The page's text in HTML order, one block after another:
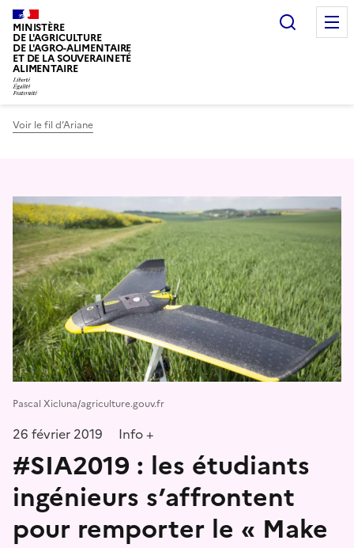
MINISTÈRE
DE L'AGRICULTURE
DE L'AGRO-ALIMENTAIRE
ET DE LA SOUVERAINETÉ
ALIMENTAIRE
Voir le fil d’Ariane
Pascal Xicluna/agriculture.gouv.fr
26 février 2019 Info +
#SIA2019 : les étudiants
ingénieurs s’affrontent
pour remporter le « Make